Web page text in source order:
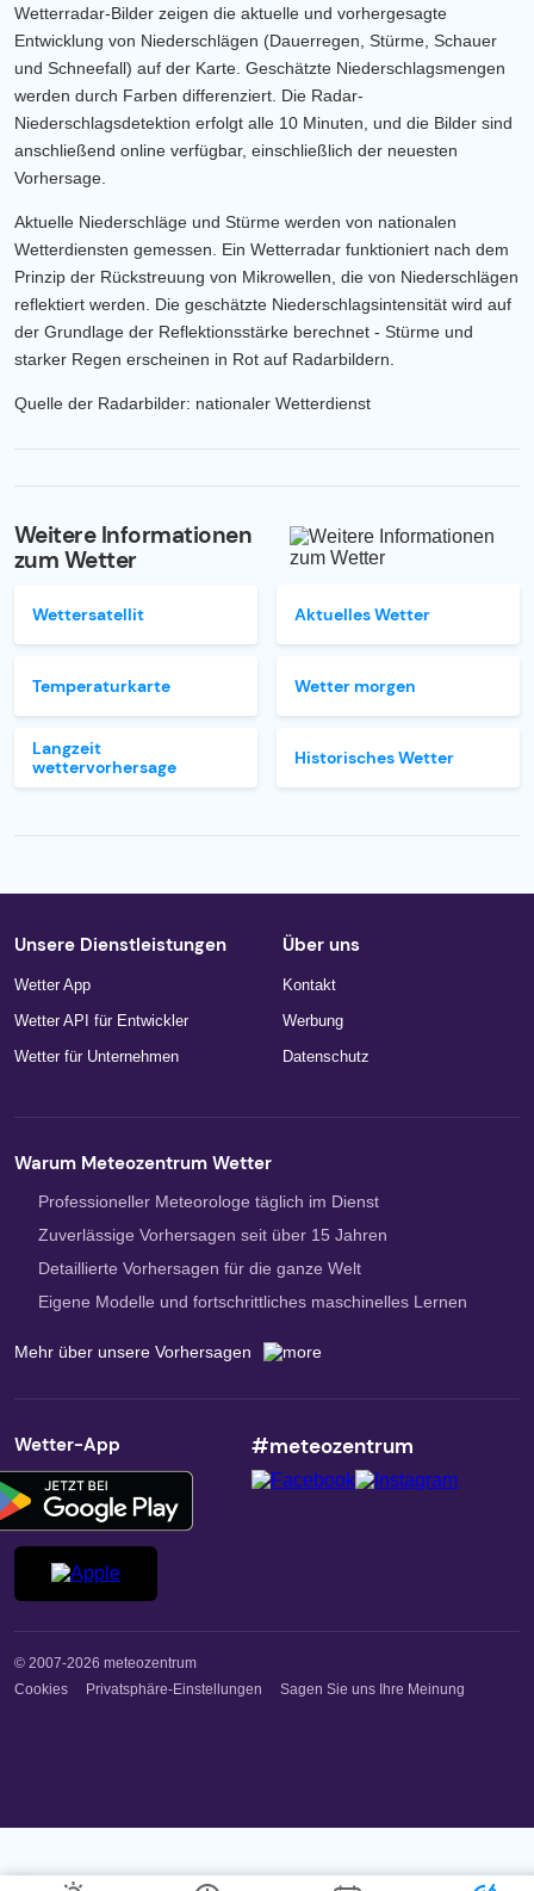
Wetterradar-Bilder zeigen die aktuelle und vorhergesagte
Entwicklung von Niederschlägen (Dauerregen, Stürme, Schauer
und Schneefall) auf der Karte. Geschätzte Niederschlagsmengen
werden durch Farben differenziert. Die Radar-
Niederschlagsdetektion erfolgt alle 10 Minuten, und die Bilder sind
anschließend online verfügbar, einschließlich der neuesten
Vorhersage.
Aktuelle Niederschläge und Stürme werden von nationalen
Wetterdiensten gemessen. Ein Wetterradar funktioniert nach dem
Prinzip der Rückstreuung von Mikrowellen, die von Niederschlägen
reflektiert werden. Die geschätzte Niederschlagsintensität wird auf
der Grundlage der Reflektionsstärke berechnet - Stürme und
starker Regen erscheinen in Rot auf Radarbildern.
Quelle der Radarbilder: nationaler Wetterdienst
Weitere Informationen
zum Wetter
Wettersatellit
Temperaturkarte
Langzeit
wettervorhersage
Aktuelles Wetter
Wetter morgen
Historisches Wetter
Unsere Dienstleistungen
Wetter App
Wetter API für Entwickler
Wetter für Unternehmen
Über uns
Kontakt
Werbung
Datenschutz
Warum Meteozentrum Wetter
Professioneller Meteorologe täglich im Dienst
Zuverlässige Vorhersagen seit über 15 Jahren
Detaillierte Vorhersagen für die ganze Welt
Eigene Modelle und fortschrittliches maschinelles Lernen
Mehr über unsere Vorhersagen
Wetter-App #meteozentrum
© 2007-2026 meteozentrum
Cookies
Privatsphäre-Einstellungen Sagen Sie uns Ihre Meinung